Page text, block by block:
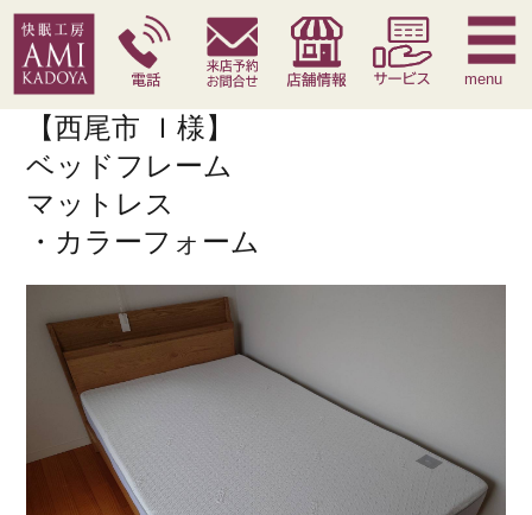
快眠枕 腰痛対策寝具 季節寝具 サービス
menu
【西尾市 Ｉ様】
ベッドフレーム
マットレス
・カラーフォーム